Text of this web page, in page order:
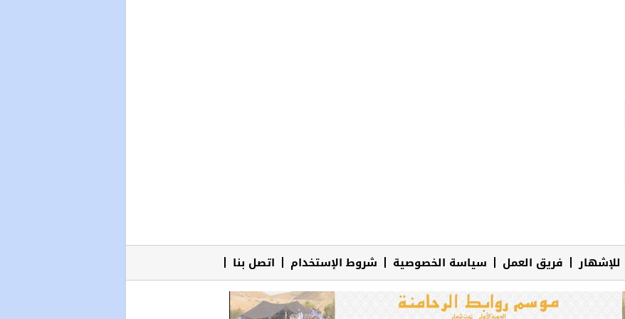
للإشهار فريق العمل سياسة الخصوصية شروط الإستخدام اتصل بنا